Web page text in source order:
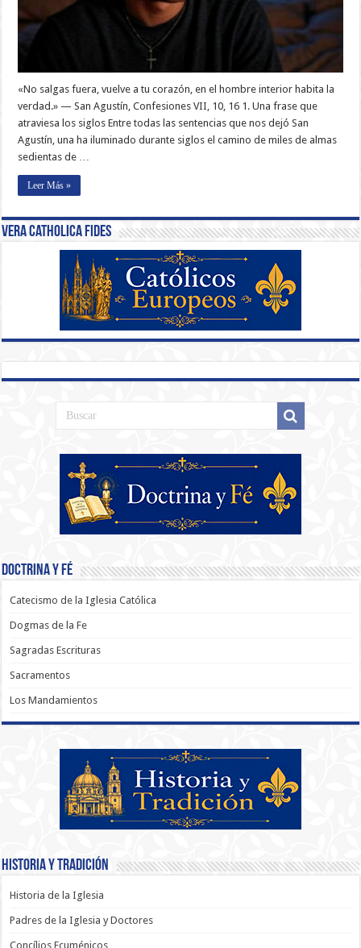
«No salgas fuera, vuelve a tu corazón, en el hombre interior habita la
verdad.» — San Agustín, Confesiones VII, 10, 16 1. Una frase que
atraviesa los siglos Entre todas las sentencias que nos dejó San
Agustín, una ha iluminado durante siglos el camino de miles de almas
sedientas de …
Leer Más »
Vera Catholica Fides
Doctrina y Fé
Catecismo de la Iglesia Católica
Dogmas de la Fe
Sagradas Escrituras
Sacramentos
Los Mandamientos
Historia y Tradición
Historia de la Iglesia
Padres de la Iglesia y Doctores
Concílios Ecuménicos